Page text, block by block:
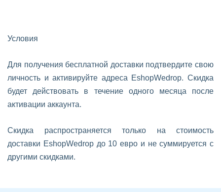
Условия
Для получения бесплатной доставки подтвердите свою
личность и активируйте адреса EshopWedrop. Скидка
будет действовать в течение одного месяца после
активации аккаунта.
Скидка распространяется только на стоимость
доставки EshopWedrop до 10 евро и не суммируется с
другими скидками.